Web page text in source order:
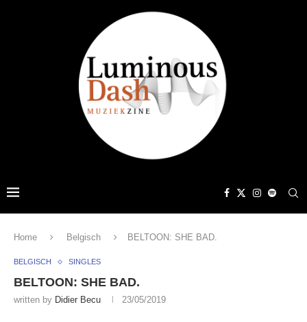
Home Belgisch BELTOON: SHE BAD.
BELGISCH SINGLES
BELTOON: SHE BAD.
written by Didier Becu 23/05/2019